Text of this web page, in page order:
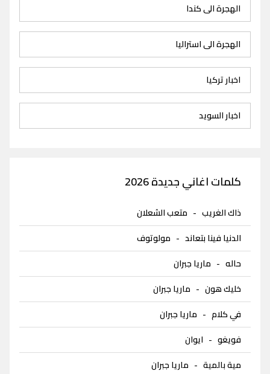
الهجرة الى كندا
الهجرة الى استراليا
اخبار تركيا
اخبار السويد
كلمات اغاني جديدة 2026
ذاك الغريب - متعب الشعلان
الدنيا فينا بتعاند - مولوتوف
حاله - ماريا جبران
خليك هون - ماريا جبران
في كلام - ماريا جبران
فويغو - ايوان
مية بالمية - ماريا جبران